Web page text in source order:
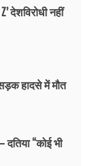
देशविरोधी नहीं
हादसे में मौत
दतिया “कोई भी